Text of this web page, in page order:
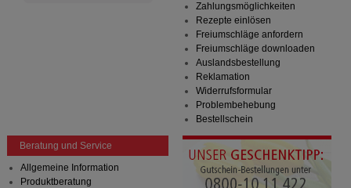
Zahlungsmöglichkeiten
Rezepte einlösen
Freiumschläge anfordern
Freiumschläge downloaden
Auslandsbestellung
Reklamation
Widerrufsformular
Problembehebung
Bestellschein
Beratung und Service
Allgemeine Information
Produktberatung